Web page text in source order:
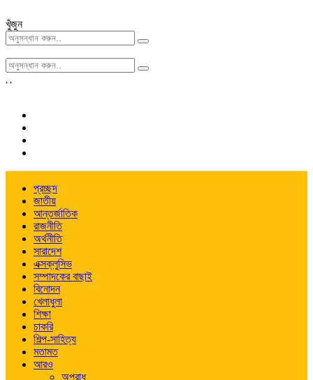
খুঁজুন
, ,
প্রচ্ছদ
জাতীয়
আন্তর্জাতিক
রাজনীতি
অর্থনীতি
সারাদেশ
এক্সক্লুসিভ
সম্পাদকের বাছাই
বিনোদন
খেলাধুলা
শিক্ষা
চাকরি
শিল্প-সাহিত্য
মতামত
আরও
অপরাধ